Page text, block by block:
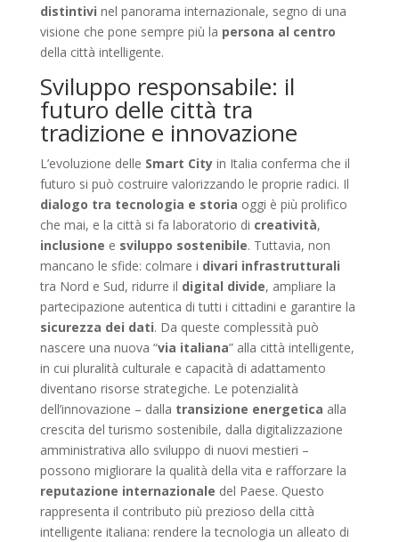
distintivi nel panorama internazionale, segno di una
visione che pone sempre più la persona al centro
della città intelligente.
Sviluppo responsabile: il
futuro delle città tra
tradizione e innovazione
L’evoluzione delle Smart Cityin Italia conferma che il
futuro si può costruire valorizzando le proprie radici. Il
dialogo tra tecnologia e storia oggi è più prolifico
che mai, e la città si fa laboratorio di creatività,
inclusione e sviluppo sostenibile. Tuttavia, non
mancano le sfide: colmare i divari infrastrutturali
tra Nord e Sud, ridurre il digital divide, ampliare la
partecipazione autentica di tutti i cittadini e garantire la
sicurezza dei dati. Da queste complessità può
nascere una nuova “via italiana” alla città intelligente,
in cui pluralità culturale e capacità di adattamento
diventano risorse strategiche. Le potenzialità
dell’innovazione – dalla transizione energetica alla
crescita del turismo sostenibile, dalla digitalizzazione
amministrativa allo sviluppo di nuovi mestieri –
possono migliorare la qualità della vita e rafforzare la
reputazione internazionale del Paese. Questo
rappresenta il contributo più prezioso della città
intelligente italiana: rendere la tecnologia un alleato di